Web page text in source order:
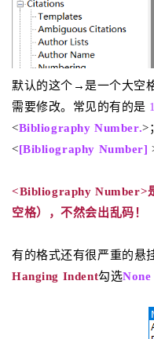
默认的这个→是一个大空
需要修改。常见的有的是
<Bibliography Number.>
<[Bibliography Number]
<Bibliography Number>
空格），不然会出乱码！
有的格式还有很严重的悬
Hanging Indent勾选None